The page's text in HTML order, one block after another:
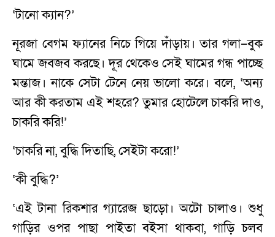
‘টানো ক্যান?’
নূরজা বেগম ফ্যানের নিচে গিয়ে দাঁড়ায়। তার গলা–বুক
ঘামে জবজব করছে। দূর থেকেও সেই ঘামের গন্ধ পাচ্ছে
মন্তাজ। নাকে সেটা টেনে নেয় ভালো করে। বলে, ‘অন্য
আর কী করতাম এই শহরে? তুমার হোটেলে চাকরি দাও,
চাকরি করি!’
‘চাকরি না, বুদ্ধি দিতাছি, সেইটা করো!’
‘কী বুদ্ধি?’
‘এই টানা রিকশার গ্যারেজ ছাড়ো। অটো চালাও। শুধু
গাড়ির ওপর পাছা পাইতা বইসা থাকবা, গাড়ি চলব